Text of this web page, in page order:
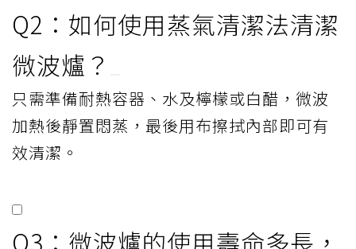
Q2：如何使用蒸氣清潔法清潔
微波爐？
只需準備耐熱容器、水及檸檬或白醋，微波
加熱後靜置悶蒸，最後用布擦拭內部即可有
效清潔。
Q3：微波爐的使用壽命多長，